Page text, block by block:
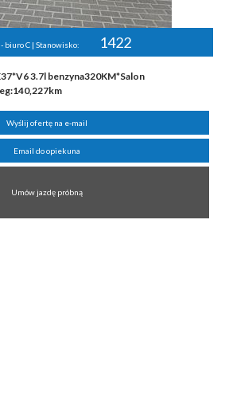
biuro C | Stanowisko: 1422
3.7l benzyna320KM*Salon
Wyślij ofertę na e-mail
Email do opiekuna
Umów jazdę próbną